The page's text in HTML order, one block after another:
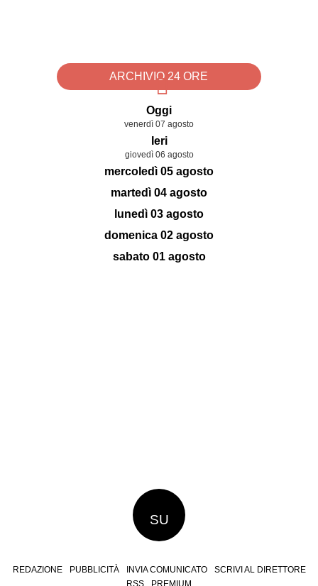
ARCHIVIO 24 ORE
Oggi
venerdì 07 agosto
Ieri
giovedì 06 agosto
mercoledì 05 agosto
martedì 04 agosto
lunedì 03 agosto
domenica 02 agosto
sabato 01 agosto
SU
REDAZIONE PUBBLICITÀ INVIA COMUNICATO
SCRIVI AL DIRETTORE
RSS
PREMIUM